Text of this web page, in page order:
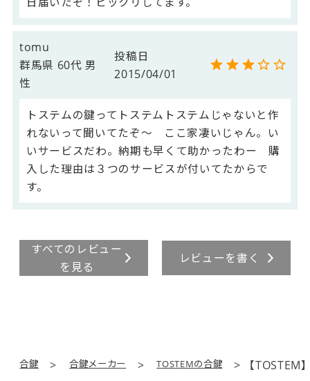
tomu
群馬県 60代 男
性
投稿日
2015/04/01
トステムの鍵ってトステムトステムじゃないと作
れないって聞いてたぞ～　ここ家凄いじゃん。い
いサービスだわ。納期も早くて助かったわー　購
入した理由は３つのサービスが付いてたからで
す。
すべてのレビュー
を見る
レビューを書く
合鍵 合鍵メーカー TOSTEMの合鍵 【